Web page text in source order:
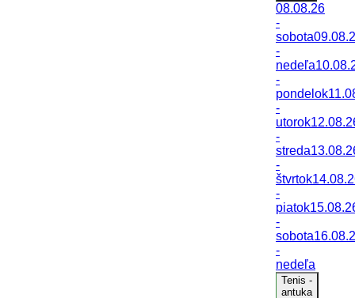
08.08.26
-
sobota
-
nedeľa
-
pondelok
-
utorok
-
streda
-
štvrtok
-
piatok
-
sobota
-
nedeľa
Tenis -
antuka